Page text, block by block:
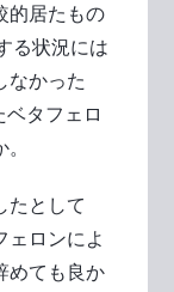
的居たもの
る状況には
なかった
タフェロ
たとして
ェロンによ
めても良か